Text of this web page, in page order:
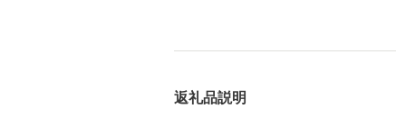
返礼品説明